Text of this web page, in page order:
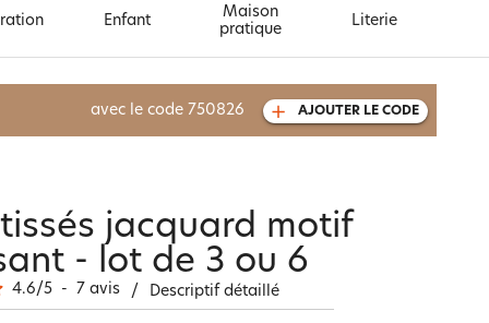
À découvrir aussi
Carte cadeau
Enfant
Maison
pratique
Literie
avec le code 750826 AJOUTER LE CODE
tissés jacquard motif
- lot de 3 ou 6
4.6/5 - 7 avis / Descriptif détaillé